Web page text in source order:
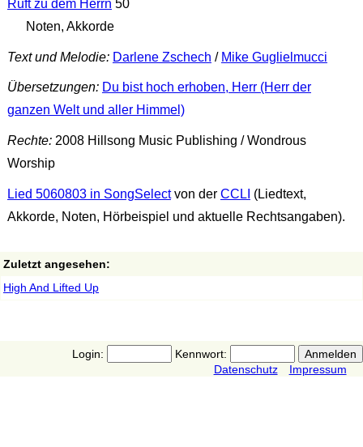
Ruft zu dem Herrn 50
Noten, Akkorde
Text und Melodie: Darlene Zschech / Mike Guglielmucci
Übersetzungen: Du bist hoch erhoben, Herr (Herr der
ganzen Welt und aller Himmel)
Rechte:2008 Hillsong Music Publishing / Wondrous
Worship
Lied 5060803 in SongSelectvon der CCLI (Liedtext,
Akkorde, Noten, Hörbeispiel und aktuelle Rechtsangaben).
Zuletzt angesehen:
High And Lifted Up
Login:
Kennwort:
Datenschutz
Impressum